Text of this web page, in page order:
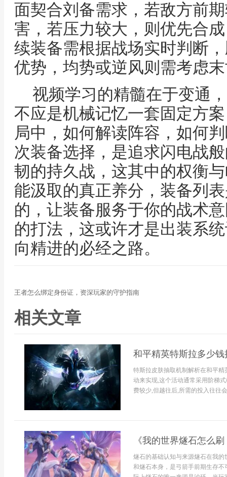
面契合刘备需求，若敌方前
害，若压力较大，则优先合
续装备需根据战场实时判断
优势，均势或逆风则需考虑
视频学习的精髓在于变通
不应是机械记忆一套固定方
局中，如何解读阵容，如何
次装备选择，是追求闪电战
韧的持久战，这其中的权衡
能汲取的真正养分，装备列
的，让装备服务于你的战术
的打法，这或许才是出装系
向精进的必经之路。
王者怎么绑定身份证，资深玩家的守护指南
相关文章
和平精英特斯拉多少
特斯拉皮肤抽取机制解析在和平
动来实现,这个活动通常采用阶梯
费较少,但越往后,所需的投入往往
《我的世界燧石怎么
燧石的基础认知与来源燧石在我
和燧石本身，是弓箭手前期生存